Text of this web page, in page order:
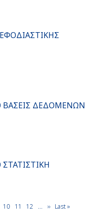
ΒΑΣΕΙΣ ΔΕΔΟΜΕΝΩΝ
Page
10 Page
11 Page
12 … Next
›› Last
Last »